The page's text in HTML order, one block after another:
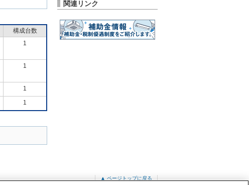
構成台数
1
1
1
1
関連リンク
▲ ページトップに戻る